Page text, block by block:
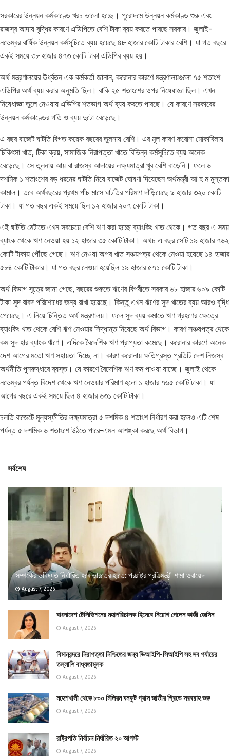
সরকারের উন্নয়ন কর্মকাণ্ডে খরচ ভালো হচ্ছে। পুরোদমে উন্নয়ন কর্মকাণ্ড শুরু এবং
রাজস্ব আদায় বৃদ্ধির কারণে এডিপিতে বেশি টাকা ব্যয় করতে পারছে সরকার। জুলাই-
নভেম্বর বার্ষিক উন্নয়ন কর্মসূচিতে ব্যয় হয়েছে ৪৮ হাজার কোটি টাকার বেশি। যা গত বছরে
একই সময়ে ৩৮ হাজার ৪৭৩ কোটি টাকা এডিপির ব্যয় হয়।
অর্থ মন্ত্রণালয়ের ঊর্ধ্বতন এক কর্মকর্তা জানান, করোনার কারণে মন্ত্রণালয়গুলো ৭৫ শতাংশ
এডিপির অর্থ ব্যয় করার অনুমতি ছিল। বাকি ২৫ শতাংশের ওপর নিষেধাজ্ঞা ছিল। এখন
নিষেধাজ্ঞা তুলে নেওয়ায় এডিপির শতভাগ অর্থ ব্যয় করতে পারছে। যে কারণে সরকারের
উন্নয়ন কর্মকাণ্ডের গতি ও ব্যয় দুটো বেড়েছে।
এ বছর বাজেট ঘাটতি বিগত কয়েক বছরের তুলনায় বেশি। এর মূল কারণ করোনা মোকাবিলায়
চিকিৎসা খাত, টিকা ক্রয়, সামাজিক নিরাপত্তা খাতে বিভিন্ন কর্মসূচিতে ব্যয় অনেক
বেড়েছে। সে তুলনায় আয় বা রাজস্ব আদায়ের লক্ষ্যমাত্রা খুব বেশি বাড়েনি। ফলে ৬
দশমিক ১ শতাংশের বড় ধরনের ঘাটতি নিয়ে বাজেট ঘোষণা দিয়েছেন অর্থমন্ত্রী আ হ ম মুস্তফা
কামাল। তবে অর্থবছরের প্রথম পাঁচ মাসে ঘাটতির পরিমাণ দাঁড়িয়েছে ৯ হাজার ৩২০ কোটি
টাকা। যা গত বছর একই সময়ে ছিল ১২ হাজার ২০৭ কোটি টাকা।
এই ঘাটতি মেটাতে এখন সবচেয়ে বেশি ঋণ করা হচ্ছে ব্যাংকিং খাত থেকে। গত বছর এ সময়
ব্যাংক থেকে ঋণ নেওয়া হয় ১২ হাজার ৩৫ কোটি টাকা। অথচ এ বছর সেটি ১৯ হাজার ৭৬২
কোটি টাকায় পৌঁছে গেছে। ঋণ নেওয়া অপর খাত সঞ্চয়পত্র থেকে নেওয়া হয়েছে ১৪ হাজার
৫৮৪ কোটি টাকার। যা গত বছর নেওয়া হয়েছিল ১৯ হাজার ৫৭১ কোটি টাকা।
অর্থ বিভাগ সূত্রে জানা গেছে, বছরের শুরুতে ঋণের বিপরীতে সরকার ৬৮ হাজার ৬০৯ কোটি
টাকা সুদ বাবদ পরিশোধের জন্য রাখা হয়েছে। কিন্তু এখন ঋণের সুদ খাতের ব্যয় আরও বৃদ্ধি
পেয়েছে। এ নিয়ে চিন্তিত অর্থ মন্ত্রণালয়। ফলে সুদ ব্যয় কমাতে ঋণ গ্রহণের ক্ষেত্রে
ব্যাংকিং খাত থেকে বেশি ঋণ নেওয়ার সিদ্ধান্ত নিয়েছে অর্থ বিভাগ। কারণ সঞ্চয়পত্র থেকে
কম সুদ হার ব্যাংক ঋণে। এদিকে বৈদেশিক ঋণ প্রাপ্যতা কমেছে। করোনার কারণে অনেক
দেশ আগের মতো ঋণ সহায়তা দিচ্ছে না। কারণ করোনায় ক্ষতিগ্রস্ত প্রতিটি দেশ নিজস্ব
অর্থনীতি পুনরুদ্ধারে ব্যস্ত। যে কারণে বৈদেশিক ঋণ কম পাওয়া যাচ্ছে। জুলাই থেকে
নভেম্বর পর্যন্ত বিদেশ থেকে ঋণ নেওয়ার পরিমাণ হলো ১ হাজার ৭৬৫ কোটি টাকা। যা
আগের বছরে একই সময়ে ছিল ৪ হাজার ৬৩১ কোটি টাকা।
চলতি বাজেটে মূল্যস্ফীতির লক্ষ্যমাত্রা ৫ দশমিক ৪ শতাংশ নির্ধারণ করা হলেও এটি শেষ
পর্যন্ত ৫ দশমিক ৬ শতাংশে উঠতে পারে-এমন আশঙ্কা করছে অর্থ বিভাগ।
সর্বশেষ
সম্পর্কের ভবিষ্যত নির্ধারিত হবে ভারতের হাতে: পররাষ্ট্র প্রতিমন্ত্রী শামা ওবায়েদ
August 7, 2026
বাংলাদেশ টেলিভিশনের মহাপরিচালক হিসেবে নিয়োগ পেলেন কাজী জেসিন
August 7, 2026
বিমানবন্দরে নিরাপত্তা নিশ্চিতের জন্য ভিআইপি-সিআইপি সহ সব পর্যায়ের
তল্লাশি বাধ্যতামূলক
August 7, 2026
মহেশখালী থেকে ৮০০ মিলিয়ন ঘনফুট গ্যাস জাতীয় গ্রিডে সরবরাহ শুরু
August 7, 2026
রাষ্ট্রপতি নির্বাচন নির্ধারিত ২০ আগস্ট
August 7, 2026